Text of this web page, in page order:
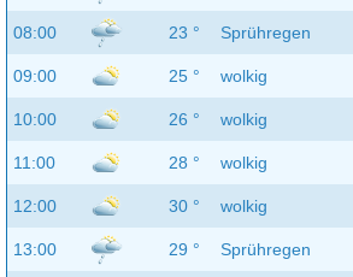
08:00 23 ° Sprühregen
09:00 25 ° wolkig
10:00 26 ° wolkig
11:00 28 ° wolkig
12:00 30 ° wolkig
13:00 29 ° Sprühregen